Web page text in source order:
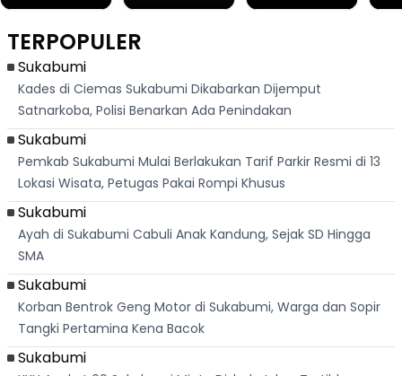
Banteng
"Bang Messi"
TERPOPULER
Sukabumi
Kades di Ciemas Sukabumi Dikabarkan Dijemput
Satnarkoba, Polisi Benarkan Ada Penindakan
Sukabumi
Pemkab Sukabumi Mulai Berlakukan Tarif Parkir Resmi di 13
Lokasi Wisata, Petugas Pakai Rompi Khusus
Sukabumi
Ayah di Sukabumi Cabuli Anak Kandung, Sejak SD Hingga
SMA
Sukabumi
Korban Bentrok Geng Motor di Sukabumi, Warga dan Sopir
Tangki Pertamina Kena Bacok
Sukabumi